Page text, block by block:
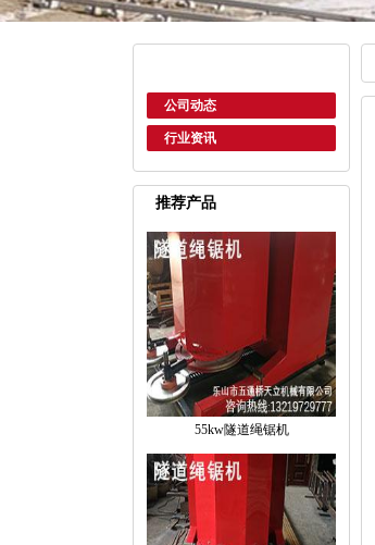
公司动态
行业资讯
推荐产品
55kw隧道绳锯机